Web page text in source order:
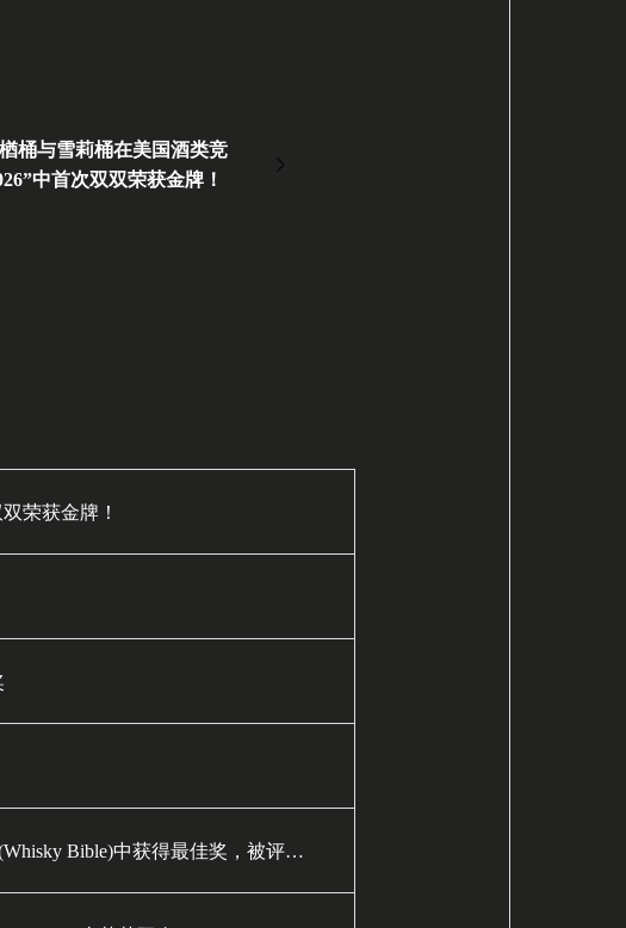
桶与雪莉桶在美国酒类竞
中首次双双荣获金牌！
荣获金牌！
《京都威士忌黑带》 在2024年吉姆·默里（Jim Murray）威士忌圣经(Whisky Bible)中获得最佳奖，被评为“Japanese Blended Whisky of the Year”！